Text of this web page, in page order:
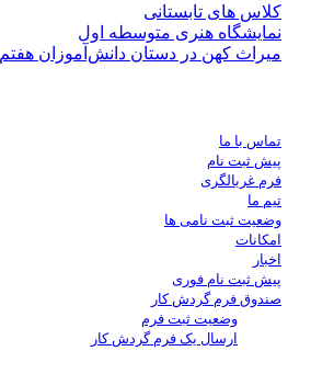
کلاس های تابستانی
نمایشگاه هنری متوسطه اول
میراث کهن در دستان دانش‌آموزان هفتم
تماس با ما
پیش ثبت نام
فرم غربالگری
تیم ما
وضعیت ثبت نامی ها
امکانات
اخبار
پیش ثبت نام فوری
صندوق فرم گردش کار
وضعیت ثبت فرم
ارسال یک فرم گردش کار